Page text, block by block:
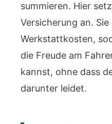
summieren. Hier
Versicherung an.
Werkstattkosten,
die Freude am
kannst, ohne dass
darunter leidet.